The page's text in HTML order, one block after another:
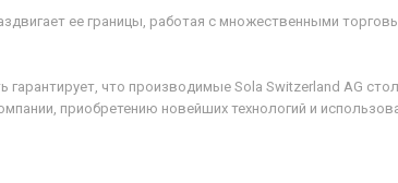
ее границы, работая с множественными
что производимые Sola Switzerland AG
приобретению новейших технологий и